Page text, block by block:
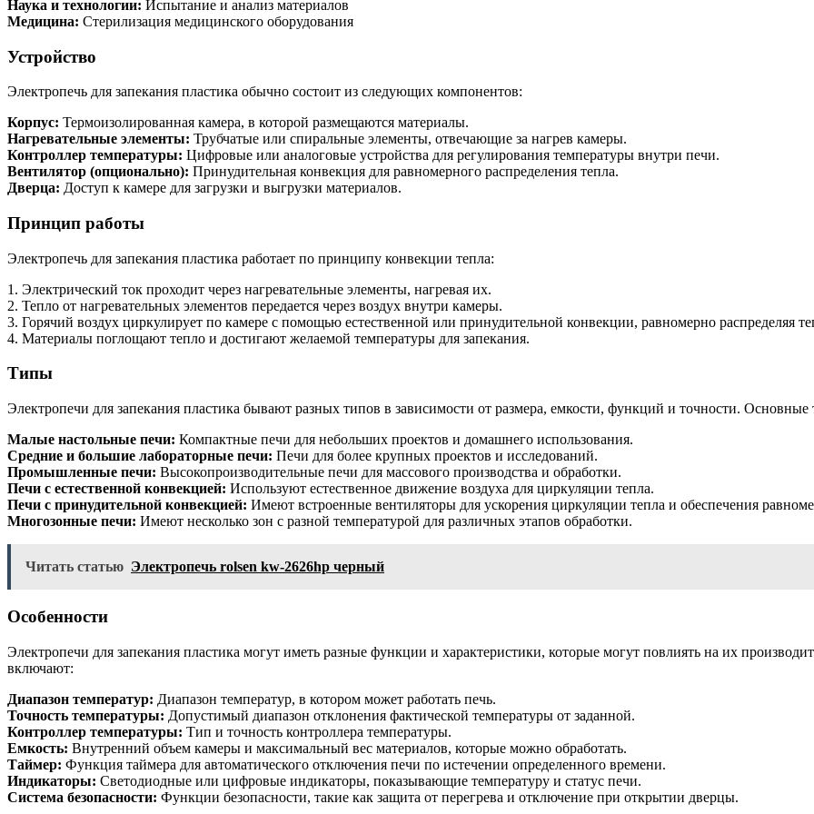
Наука и технологии: Испытание и анализ материалов
Медицина: Стерилизация медицинского оборудования
Устройство
Электропечь для запекания пластика обычно состоит из следующих компонентов:
Корпус: Термоизолированная камера, в которой размещаются материалы.
Нагревательные элементы: Трубчатые или спиральные элементы, отвечающие за нагрев камеры.
Контроллер температуры: Цифровые или аналоговые устройства для регулирования температуры внутри печи.
Вентилятор (опционально): Принудительная конвекция для равномерного распределения тепла.
Дверца: Доступ к камере для загрузки и выгрузки материалов.
Принцип работы
Электропечь для запекания пластика работает по принципу конвекции тепла:
1. Электрический ток проходит через нагревательные элементы, нагревая их.
2. Тепло от нагревательных элементов передается через воздух внутри камеры.
3. Горячий воздух циркулирует по камере с помощью естественной или принудительной конвекции, равномерно распределяя
4. Материалы поглощают тепло и достигают желаемой температуры для запекания.
Типы
Электропечи для запекания пластика бывают разных типов в зависимости от размера, емкости, функций и точности.
Малые настольные печи: Компактные печи для небольших проектов и домашнего использования.
Средние и большие лабораторные печи: Печи для более крупных проектов и исследований.
Промышленные печи: Высокопроизводительные печи для массового производства и обработки.
Печи с естественной конвекцией: Используют естественное движение воздуха для циркуляции тепла.
Печи с принудительной конвекцией: Имеют встроенные вентиляторы для ускорения циркуляции тепла и обеспечения
Многозонные печи: Имеют несколько зон с разной температурой для различных этапов обработки.
Читать статью Электропечь rolsen kw-2626hp черный
Особенности
Электропечи для запекания пластика могут иметь разные функции и характеристики, которые могут повлиять на их
включают:
Диапазон температур: Диапазон температур, в котором может работать печь.
Точность температуры: Допустимый диапазон отклонения фактической температуры от заданной.
Контроллер температуры: Тип и точность контроллера температуры.
Емкость: Внутренний объем камеры и максимальный вес материалов, которые можно обработать.
Таймер: Функция таймера для автоматического отключения печи по истечении определенного времени.
Индикаторы: Светодиодные или цифровые индикаторы, показывающие температуру и статус печи.
Система безопасности: Функции безопасности, такие как защита от перегрева и отключение при открытии дверцы.